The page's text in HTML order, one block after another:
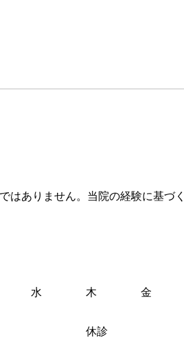
はありません。当院の経験に基づ
水 木 金
休診